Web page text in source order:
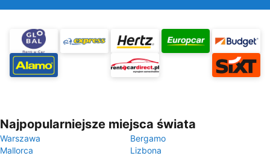
Najpopularniejsze miejsca świata
Warszawa
Bergamo
Mallorca
Lizbona